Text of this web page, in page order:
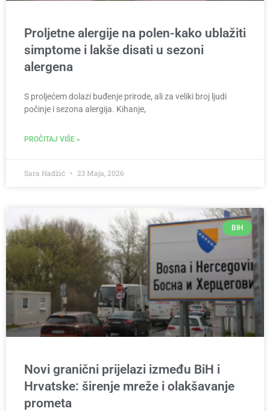
Proljetne alergije na polen-kako ublažiti
simptome i lakše disati u sezoni
alergena
S proljećem dolazi buđenje prirode, ali za veliki broj ljudi
počinje i sezona alergija. Kihanje,
PROČITAJ VIŠE »
Sara Hadžić 23 Maja, 2026
BIH
Novi granični prijelazi između BiH i
Hrvatske: širenje mreže i olakšavanje
prometa